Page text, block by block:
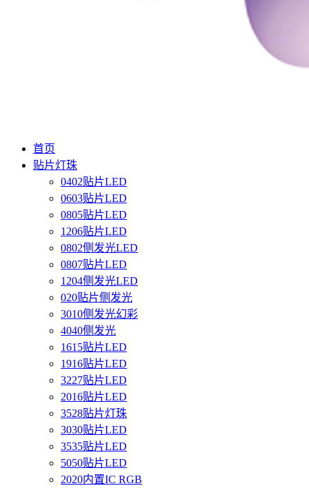
首页
贴片灯珠
0402贴片LED
0603贴片LED
0805贴片LED
1206贴片LED
0802侧发光LED
0807贴片LED
1204侧发光LED
020贴片侧发光
3010侧发光幻彩
4040侧发光
1615贴片LED
1916贴片LED
3227贴片LED
2016贴片LED
3528贴片灯珠
3030贴片LED
3535贴片LED
5050贴片LED
2020内置IC RGB